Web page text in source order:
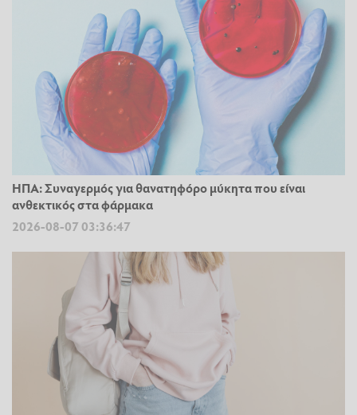
ΗΠΑ: Συναγερμός για θανατηφόρο μύκητα που είναι
ανθεκτικός στα φάρμακα
2026-08-07 03:36:47